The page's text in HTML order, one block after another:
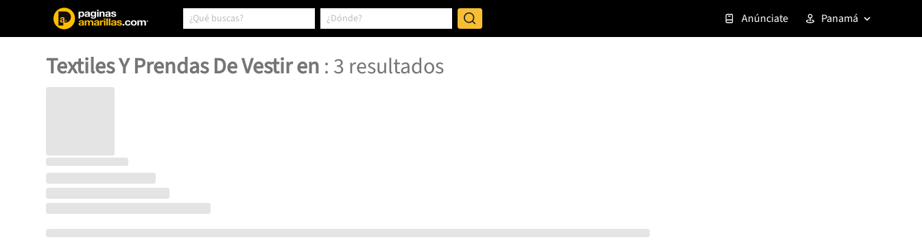
Anúnciate Panamá
Textiles Y Prendas De Vestir en:3resultados